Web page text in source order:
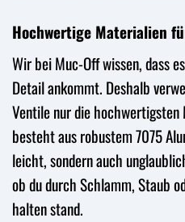
Hochwertige Materialien
Wir bei Muc-Off wissen, dass
Detail ankommt. Deshalb
Ventile nur die hochwertigsten
besteht aus robustem 7075
leicht, sondern auch
ob du durch Schlamm, Staub
halten stand.